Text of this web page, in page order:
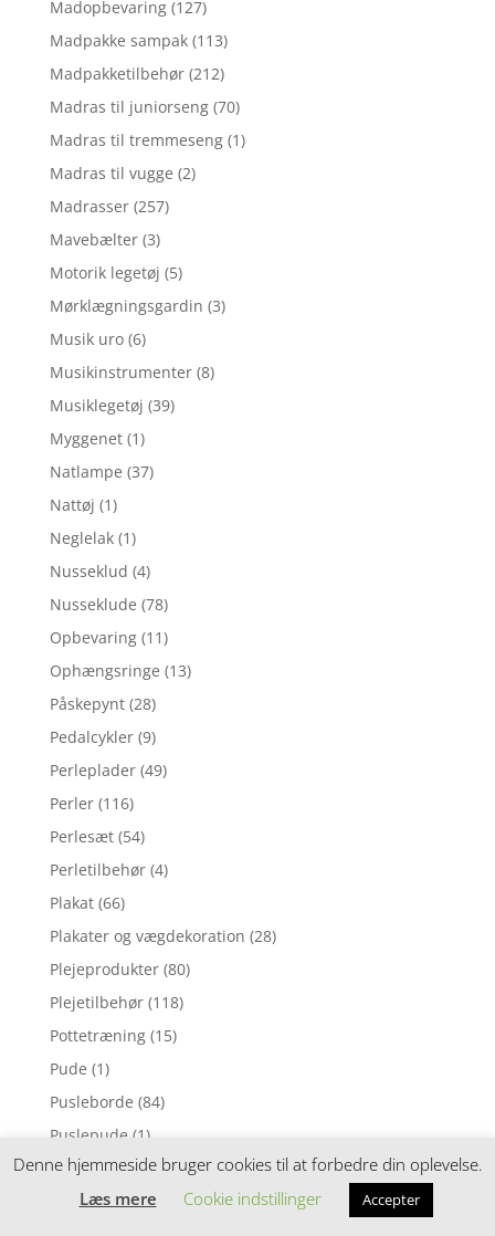
Madopbevaring (127)
Madpakke sampak (113)
Madpakketilbehør (212)
Madras til juniorseng (70)
Madras til tremmeseng (1)
Madras til vugge (2)
Madrasser (257)
Mavebælter (3)
Motorik legetøj (5)
Mørklægningsgardin (3)
Musik uro (6)
Musikinstrumenter (8)
Musiklegetøj (39)
Myggenet (1)
Natlampe (37)
Nattøj (1)
Neglelak (1)
Nusseklud (4)
Nusseklude (78)
Opbevaring (11)
Ophængsringe (13)
Påskepynt (28)
Pedalcykler (9)
Perleplader (49)
Perler (116)
Perlesæt (54)
Perletilbehør (4)
Plakat (66)
Plakater og vægdekoration (28)
Plejeprodukter (80)
Plejetilbehør (118)
Pottetræning (15)
Pude (1)
Pusleborde (84)
Puslepude (1)
Puslepuder (169)
Puslesæt (88)
Denne hjemmeside bruger cookies til at forbedre din oplevelse.
Læs mere
Cookie indstillinger Accepter